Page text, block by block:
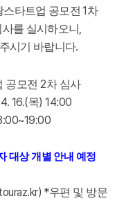
스타트업 공모전1차
를 실시하오니 ,
시기 바랍니다.
공모전 2차 심사
16.(목) 14:00
대상 개별 안내 예정
*우편 및 방문